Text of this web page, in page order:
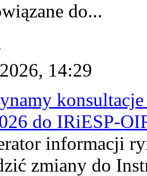
do...
14:29
do IRiESP-
informacji
zmiany do